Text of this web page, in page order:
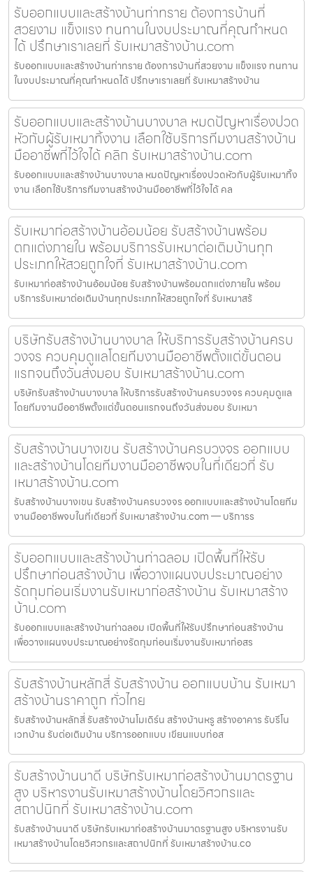
รับออกแบบและสร้างบ้านท่าทราย ต้องการบ้านที่
สวยงาม แข็งแรง ทนทานในงบประมาณที่คุณกำหนด
ได้ ปรึกษาเราเลยที่ รับเหมาสร้างบ้าน.com
รับออกแบบและสร้างบ้านท่าทราย ต้องการบ้านที่สวยงาม แข็งแรง ทนทาน
ในงบประมาณที่คุณกำหนดได้ ปรึกษาเราเลยที่ รับเหมาสร้างบ้าน
รับออกแบบและสร้างบ้านบางบาล หมดปัญหาเรื่องปวด
หัวกับผู้รับเหมาทิ้งงาน เลือกใช้บริการทีมงานสร้างบ้าน
มืออาชีพที่ไว้ใจได้ คลิก รับเหมาสร้างบ้าน.com
รับออกแบบและสร้างบ้านบางบาล หมดปัญหาเรื่องปวดหัวกับผู้รับเหมาทิ้ง
งาน เลือกใช้บริการทีมงานสร้างบ้านมืออาชีพที่ไว้ใจได้ คล
รับเหมาก่อสร้างบ้านอ้อมน้อย รับสร้างบ้านพร้อม
ตกแต่งภายใน พร้อมบริการรับเหมาต่อเติมบ้านทุก
ประเภทให้สวยถูกใจที่ รับเหมาสร้างบ้าน.com
รับเหมาก่อสร้างบ้านอ้อมน้อย รับสร้างบ้านพร้อมตกแต่งภายใน พร้อม
บริการรับเหมาต่อเติมบ้านทุกประเภทให้สวยถูกใจที่ รับเหมาสร้
บริษัทรับสร้างบ้านบางบาล ให้บริการรับสร้างบ้านครบ
วงจร ควบคุมดูแลโดยทีมงานมืออาชีพตั้งแต่ขั้นตอน
แรกจนถึงวันส่งมอบ รับเหมาสร้างบ้าน.com
บริษัทรับสร้างบ้านบางบาล ให้บริการรับสร้างบ้านครบวงจร ควบคุมดูแล
โดยทีมงานมืออาชีพตั้งแต่ขั้นตอนแรกจนถึงวันส่งมอบ รับเหมา
รับสร้างบ้านบางเขน รับสร้างบ้านครบวงจร ออกแบบ
และสร้างบ้านโดยทีมงานมืออาชีพจบในที่เดียวที่ รับ
เหมาสร้างบ้าน.com
รับสร้างบ้านบางเขน รับสร้างบ้านครบวงจร ออกแบบและสร้างบ้านโดยทีม
งานมืออาชีพจบในที่เดียวที่ รับเหมาสร้างบ้าน.com — บริการร
รับออกแบบและสร้างบ้านท่าฉลอม เปิดพื้นที่ให้รับ
ปรึกษาก่อนสร้างบ้าน เพื่อวางแผนงบประมาณอย่าง
รัดกุมก่อนเริ่มงานรับเหมาก่อสร้างบ้าน รับเหมาสร้าง
บ้าน.com
รับออกแบบและสร้างบ้านท่าฉลอม เปิดพื้นที่ให้รับปรึกษาก่อนสร้างบ้าน
เพื่อวางแผนงบประมาณอย่างรัดกุมก่อนเริ่มงานรับเหมาก่อสร
รับสร้างบ้านหลักสี่ รับสร้างบ้าน ออกแบบบ้าน รับเหมา
สร้างบ้านราคาถูก ทั่วไทย
รับสร้างบ้านหลักสี่ รับสร้างบ้านโมเดิร์น สร้างบ้านหรู สร้างอาคาร รับรีโน
เวทบ้าน รับต่อเติมบ้าน บริการออกแบบ เขียนแบบก่อส
รับสร้างบ้านนาดี บริษัทรับเหมาก่อสร้างบ้านมาตรฐาน
สูง บริหารงานรับเหมาสร้างบ้านโดยวิศวกรและ
สถาปนิกที่ รับเหมาสร้างบ้าน.com
รับสร้างบ้านนาดี บริษัทรับเหมาก่อสร้างบ้านมาตรฐานสูง บริหารงานรับ
เหมาสร้างบ้านโดยวิศวกรและสถาปนิกที่ รับเหมาสร้างบ้าน.co